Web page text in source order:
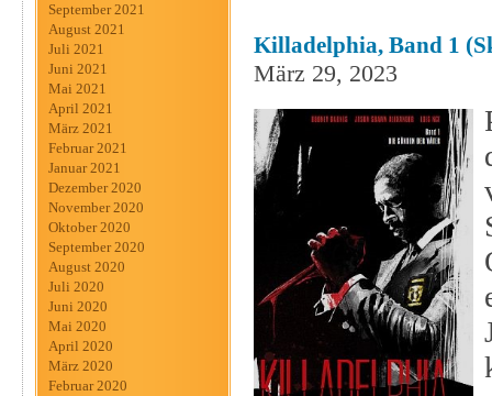
September 2021
August 2021
Juli 2021
Juni 2021
Mai 2021
April 2021
März 2021
Februar 2021
Januar 2021
Dezember 2020
November 2020
Oktober 2020
September 2020
August 2020
Juli 2020
Juni 2020
Mai 2020
April 2020
März 2020
Februar 2020
Killadelphia, Band 1
März 29, 2023